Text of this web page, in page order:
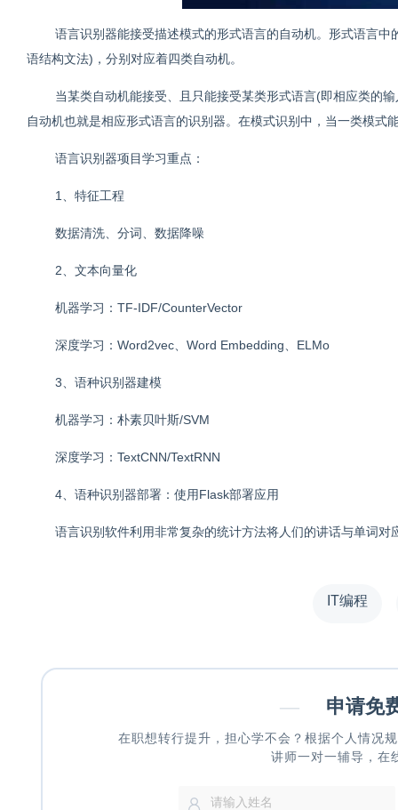
语言识别器能接受描述模式的形式语言的自动机。形式语言
语结构文法)，分别对应着四类自动机。
当某类自动机能接受、且只能接受某类形式语言(即相应类的
自动机也就是相应形式语言的识别器。在模式识别中，当一类模
语言识别器项目学习重点：
1、特征工程
数据清洗、分词、数据降噪
2、文本向量化
机器学习：TF-IDF/CounterVector
深度学习：Word2vec、Word Embedding、ELMo
3、语种识别器建模
机器学习：朴素贝叶斯/SVM
深度学习：TextCNN/TextRNN
4、语种识别器部署：使用Flask部署应用
语言识别软件利用非常复杂的统计方法将人们的讲话与单词
IT编程
— 申请免
在职想转行提升，担心学不会？根据个人情况
讲师一对一辅导，在